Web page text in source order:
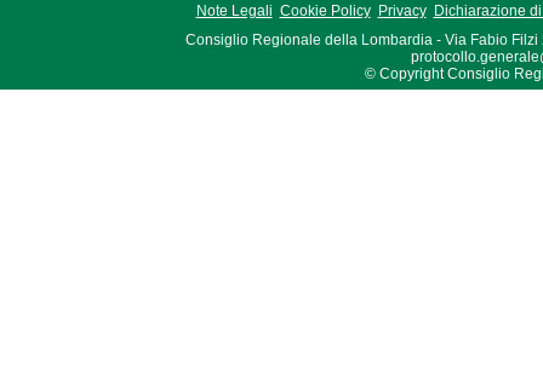
Note Legali Cookie Policy Privacy
Dichiarazione
Consiglio Regionale della Lombardia - Via Fabio Filzi
© Copyright Consiglio